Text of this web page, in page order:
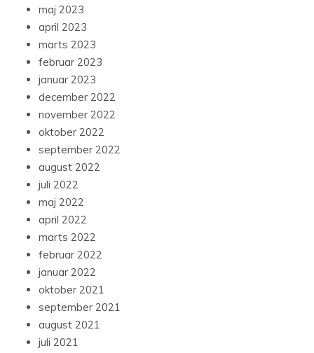
maj 2023
april 2023
marts 2023
februar 2023
januar 2023
december 2022
november 2022
oktober 2022
september 2022
august 2022
juli 2022
maj 2022
april 2022
marts 2022
februar 2022
januar 2022
oktober 2021
september 2021
august 2021
juli 2021